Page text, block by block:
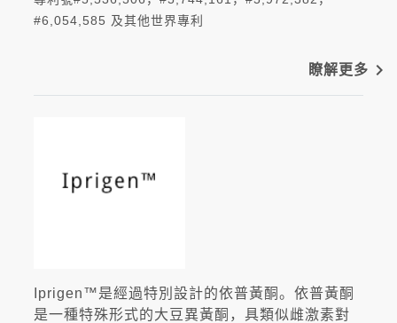
#6,054,585 及其他世界專利
瞭解更多 navigate_next
Iprigen™是經過特別設計的依普黃酮。依普黃酮
是一種特殊形式的大豆異黃酮，具類似雌激素對